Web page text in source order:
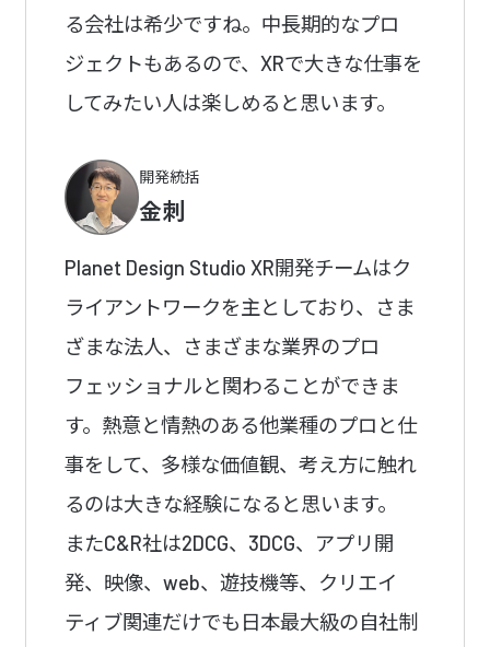
る会社は希少ですね。中長期的なプロ
ジェクトもあるので、XRで大きな仕事を
してみたい人は楽しめると思います。
開発統括
金刺
Planet Design Studio XR開発チームはク
ライアントワークを主としており、さま
ざまな法人、さまざまな業界のプロ
フェッショナルと関わることができま
す。熱意と情熱のある他業種のプロと仕
事をして、多様な価値観、考え方に触れ
るのは大きな経験になると思います。
またC&R社は2DCG、3DCG、アプリ開
発、映像、web、遊技機等、クリエイ
ティブ関連だけでも日本最大級の自社制